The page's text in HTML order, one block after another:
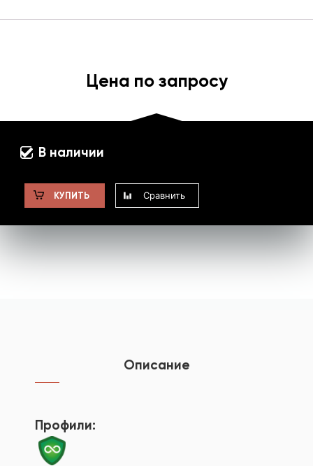
Цена по запросу
В наличии
КУПИТЬ Сравнить
Описание
Профили: